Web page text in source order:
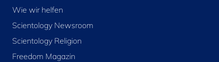
Wie wir helfen
Scientology Newsroom
Scientology Religion
Freedom Magazin